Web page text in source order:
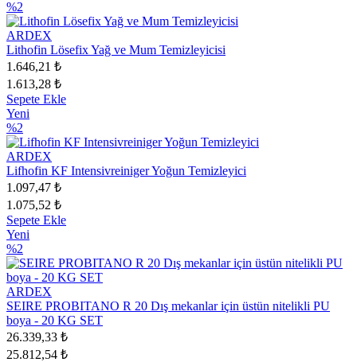
%2
ARDEX
Lithofin Lösefix Yağ ve Mum Temizleyicisi
1.646,21 ₺
1.613,28 ₺
Sepete Ekle
Yeni
%2
ARDEX
Lifhofin KF Intensivreiniger Yoğun Temizleyici
1.097,47 ₺
1.075,52 ₺
Sepete Ekle
Yeni
%2
ARDEX
SEIRE PROBITANO R 20 Dış mekanlar için üstün nitelikli PU
boya - 20 KG SET
26.339,33 ₺
25.812,54 ₺